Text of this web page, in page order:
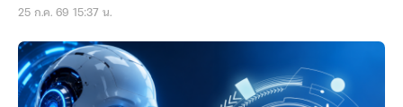
25 ก.ค. 69 15:37 น.